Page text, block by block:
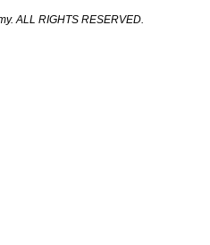
ALL RIGHTS RESERVED.